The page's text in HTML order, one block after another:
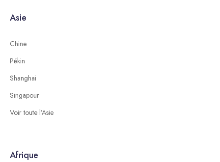
Asie
Chine
Pékin
Shanghai
Singapour
Voir toute l’Asie
Afrique